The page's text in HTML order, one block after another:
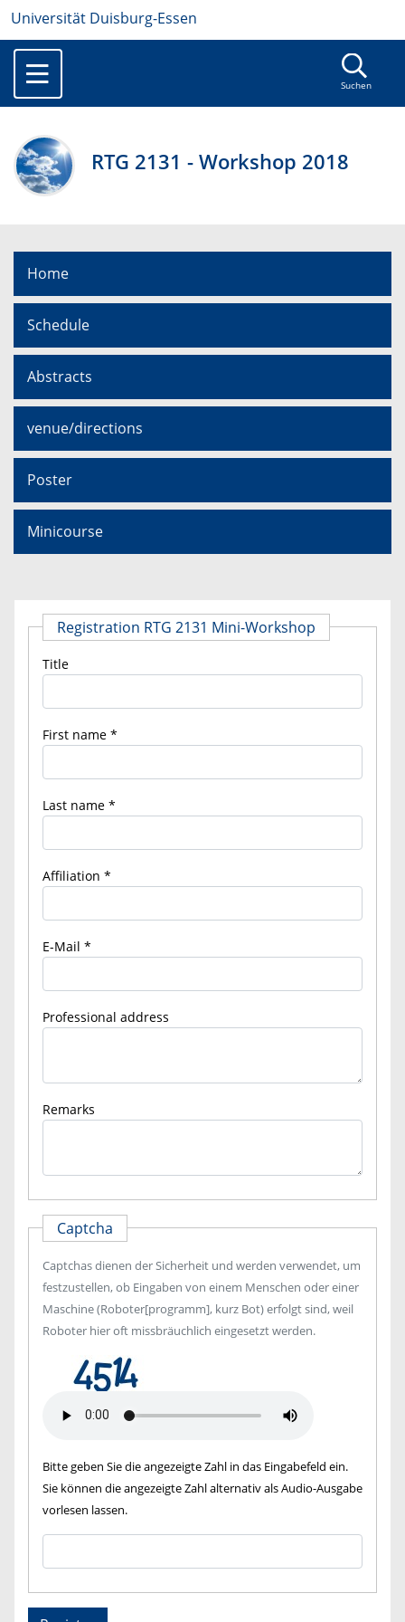
Universität Duisburg-Essen
Suchen
RTG 2131 - Workshop 2018
Home
Schedule
Abstracts
venue/directions
Poster
Minicourse
Registration RTG 2131 Mini-Workshop
Title
First name
Last name
Affiliation
E-Mail
Professional address
Remarks
Captcha
Captchas dienen der Sicherheit und werden verwendet, um
festzustellen, ob Eingaben von einem Menschen oder einer
Maschine (Roboter[programm], kurz Bot) erfolgt sind, weil
Roboter hier oft missbräuchlich eingesetzt werden.
Bitte geben Sie die angezeigte Zahl in das Eingabefeld ein.
Sie können die angezeigte Zahl alternativ als Audio-Ausgabe
vorlesen lassen.